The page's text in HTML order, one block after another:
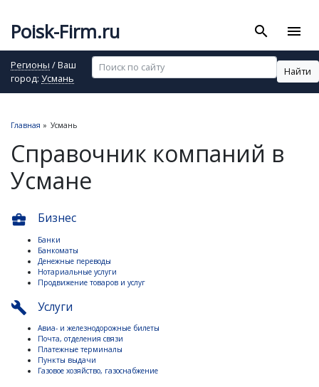
Poisk-Firm.ru search menu
Регионы / Ваш
город: Усмань
Найти
Главная » Усмань
Справочник компаний в
Усмане
business_center Бизнес
Банки
Банкоматы
Денежные переводы
Нотариальные услуги
Продвижение товаров и услуг
build Услуги
Авиа- и железнодорожные билеты
Почта, отделения связи
Платежные терминалы
Пункты выдачи
Газовое хозяйство, газоснабжение